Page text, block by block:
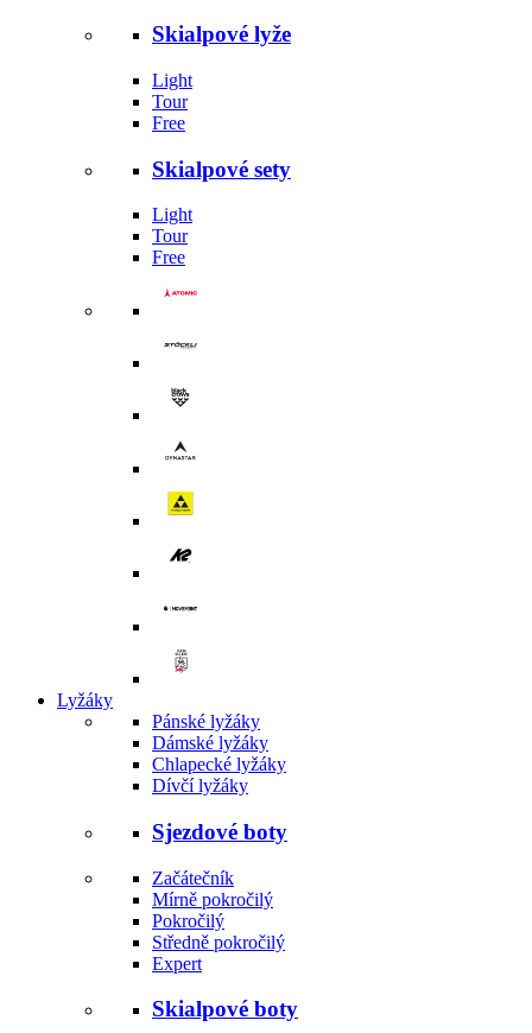
Skialpové lyže
Light
Tour
Free
Skialpové sety
Light
Tour
Free
Lyžáky
Pánské lyžáky
Dámské lyžáky
Chlapecké lyžáky
Dívčí lyžáky
Sjezdové boty
Začátečník
Mírně pokročilý
Pokročilý
Středně pokročilý
Expert
Skialpové boty